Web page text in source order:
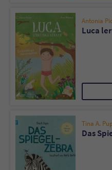
Antonia
Luca
Tina A.
Das